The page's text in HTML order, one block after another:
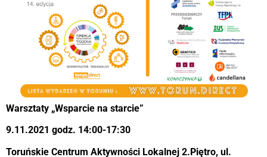
Warsztaty „Wsparcie na starcie”
9.11.2021 godz. 14:00-17:30
Toruńskie Centrum Aktywności Lokalnej 2.Piętro, ul.